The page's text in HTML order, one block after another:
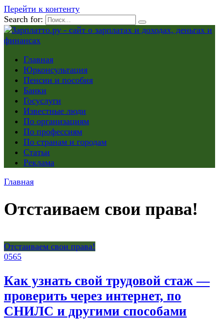
Перейти к контенту
Search for:
Главная
Юрконсультация
Пенсии и пособия
Банки
Госуслуги
Известные люди
По организациям
По профессиям
По странам и городам
Статьи
Реклама
Главная
Отстаиваем свои права!
Отстаиваем свои права!
0565
Как узнать свой трудовой стаж —
проверить через интернет, по
СНИЛС и другими способами